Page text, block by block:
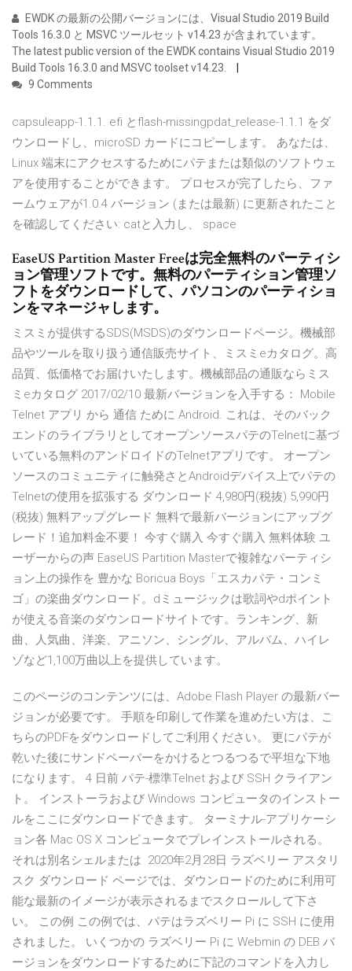
EWDK の最新の公開バージョンには、Visual Studio 2019 Build
Tools 16.3.0 と MSVC ツールセット v14.23 が含まれています。
The latest public version of the EWDK contains Visual Studio 2019
Build Tools 16.3.0 and MSVC toolset v14.23.
9 Comments
capsuleapp-1.1.1. efi とflash-missingpdat_release-1.1.1 をダ
ウンロードし、microSD カードにコピーします。 あなたは、
Linux 端末にアクセスするためにパテまたは類似のソフトウェ
アを使用することができます。 プロセスが完了したら、ファ
ームウェアが1.0.4 バージョン (または最新) に更新されたこと
を確認してください: catと入力し、 space
EaseUS Partition Master Freeは完全無料のパーティシ
ョン管理ソフトです。無料のパーティション管理ソ
フトをダウンロードして、パソコンのパーティショ
ンをマネージャします。
ミスミが提供するSDS(MSDS)のダウンロードページ。機械部
品やツールを取り扱う通信販売サイト、ミスミeカタログ。高
品質、低価格でお届けいたします。機械部品の通販ならミス
ミeカタログ 2017/02/10 最新バージョンを入手する： Mobile
Telnet アプリ から 通信 ために Android. これは、そのバック
エンドのライブラリとしてオープンソースパテのTelnetに基づ
いている無料のアンドロイドのTelnetアプリです。 オープン
ソースのコミュニティに触発さとAndroidデバイス上でパテの
Telnetの使用を拡張する ダウンロード 4,980円(税抜) 5,990円
(税抜) 無料アップグレード 無料で最新バージョンにアップグ
レード！追加料金不要！ 今すぐ購入 今すぐ購入 無料体験 ユ
ーザーからの声 EaseUS Partition Masterで複雑なパーティシ
ョン上の操作を 豊かな Boricua Boys「エスカパテ・コンミ
ゴ」の楽曲ダウンロード。dミュージックは歌詞やdポイント
が使える音楽のダウンロードサイトです。ランキング、新
曲、人気曲、洋楽、アニソン、シングル、アルバム、ハイレ
ゾなど1,100万曲以上を提供しています。
このページのコンテンツには、Adobe Flash Player の最新バー
ジョンが必要です。 手順を印刷して作業を進めたい方は、こ
ちらのPDFをダウンロードしてご利用ください。 更にパテが
乾いた後にサンドペーパーをかけるとつるつるで平坦な下地
になります。 4 日前 パテ-標準Telnet および SSH クライアン
ト。 インストーラおよび Windows コンピュータのインストー
ルをここにダウンロードできます。 ターミナル-アプリケーシ
ョン各 Mac OS X コンピュータでプレインストールされる。
それは別名シェルまたは 2020年2月28日 ラズベリー アスタリ
スク ダウンロード ページでは、ダウンロードのために利用可
能な最新のイメージが表示されるまでスクロールして下さ
い。 この例 この例では、パテはラズベリー Pi に SSH に使用
されました。 いくつかの ラズベリー Pi に Webmin の DEB バ
ージョンをダウンロードするために下記のコマンドを入力し